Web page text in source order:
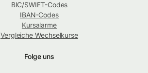
BIC/SWIFT-Codes
IBAN-Codes
Kursalarme
Vergleiche Wechselkurse
Folge uns